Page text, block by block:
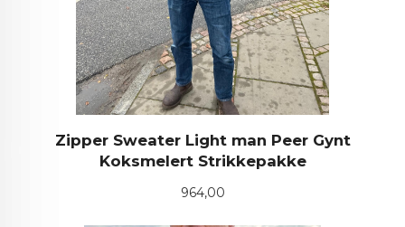
Zipper Sweater Light man Peer Gynt
Koksmelert Strikkepakke
Pris
964,00